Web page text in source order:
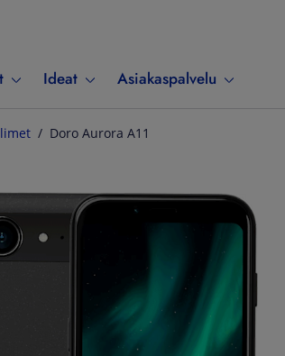
Ideat Asiakaspalvelu
Doro Aurora A11